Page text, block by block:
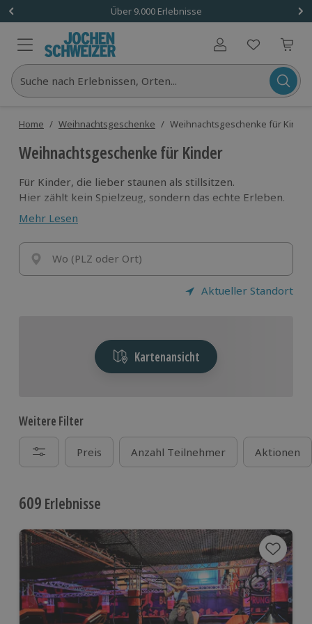
Über 9.000 Erlebnisse
Benutzerkonto
Suche nach Erlebnissen, Orten...
Home / Weihnachtsgeschenke / Weihnachtsgeschenke für Kinder
Weihnachtsgeschenke für Kinder
Für Kinder, die lieber staunen als stillsitzen.
Hier zählt kein Spielzeug, sondern das echte Erleben.
Schenk ein Abenteuer, das lange in Erinnerung bleibt.
Mehr Lesen
Wo (PLZ oder Ort)
Aktueller Standort
Kartenansicht
Weitere Filter
Preis Anzahl Teilnehmer Aktionen
609 Erlebnisse